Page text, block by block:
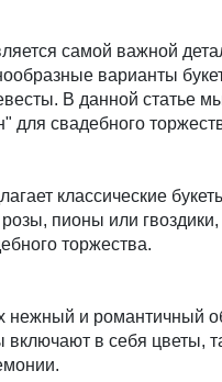
самой важной
варианты
В данной статье
для свадебного
классические
пионы или
торжества.
нежный и романтичный
включают в себя цветы,